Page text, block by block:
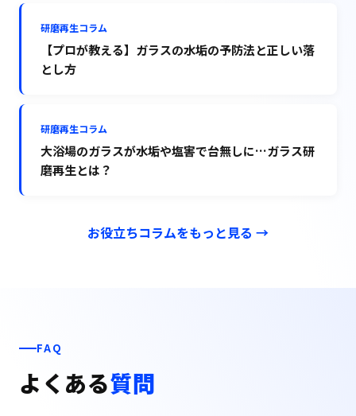
研磨再生コラム
【プロが教える】ガラスの水垢の予防法と正しい落
とし方
研磨再生コラム
大浴場のガラスが水垢や塩害で台無しに…ガラス研
磨再生とは？
お役立ちコラムをもっと見る →
FAQ
よくある質問